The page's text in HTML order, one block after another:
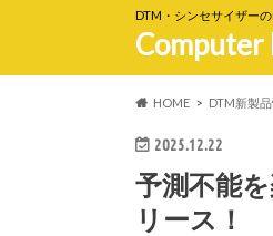
DTM・シンセサイザー
Computer
HOME DTM新製
2025.12.22
予測不能
リース！